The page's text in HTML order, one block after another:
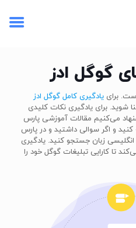
گوگل ادز
برای یادگیری کامل گوگل ادز
شوید. برای یادگیری نکات کلیدی
می‌کنیم مقالات آموزشی پارس
کنید و اگر سوالی داشتید و در پارس
انگلیسی زبان جستجو کنید. یادگیری
تا کارایی تبلیغات گوگل خود را